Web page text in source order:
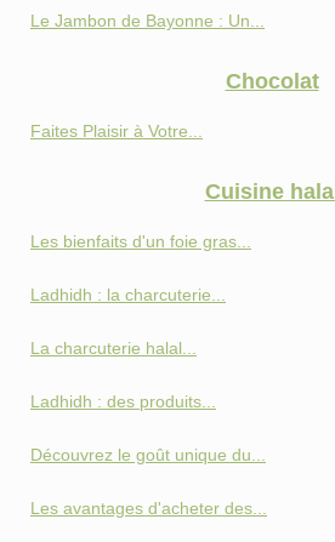
Le Jambon de Bayonne : Un...
Chocolat
Faites Plaisir à Votre...
Cuisine halal
Les bienfaits d'un foie gras...
Ladhidh : la charcuterie...
La charcuterie halal...
Ladhidh : des produits...
Découvrez le goût unique du...
Les avantages d'acheter des...